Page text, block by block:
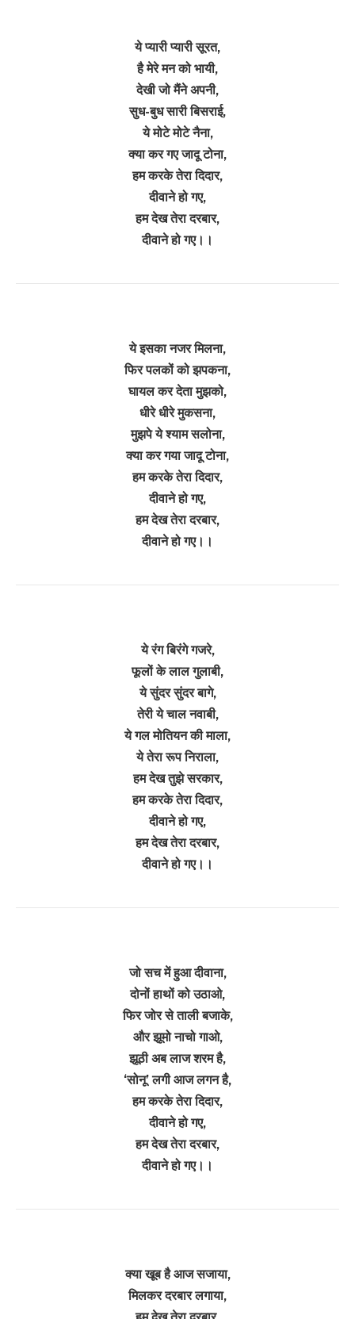
ये प्यारी प्यारी सूरत,
है मेरे मन को भायी,
देखी जो मैंने अपनी,
सुध-बुध सारी बिसराई,
ये मोटे मोटे नैना,
क्या कर गए जादू टोना,
हम करके तेरा दिदार,
दीवाने हो गए,
हम देख तेरा दरबार,
दीवाने हो गए।।
ये इसका नजर मिलना,
फिर पलकों को झपकना,
घायल कर देता मुझको,
धीरे धीरे मुकसना,
मुझपे ये श्याम सलोना,
क्या कर गया जादू टोना,
हम करके तेरा दिदार,
दीवाने हो गए,
हम देख तेरा दरबार,
दीवाने हो गए।।
ये रंग बिरंगे गजरे,
फूलों के लाल गुलाबी,
ये सुंदर सुंदर बागे,
तेरी ये चाल नवाबी,
ये गल मोतियन की माला,
ये तेरा रूप निराला,
हम देख तुझे सरकार,
हम करके तेरा दिदार,
दीवाने हो गए,
हम देख तेरा दरबार,
दीवाने हो गए।।
जो सच में हुआ दीवाना,
दोनों हाथों को उठाओ,
फिर जोर से ताली बजाके,
और झूमो नाचो गाओ,
झूठी अब लाज शरम है,
‘सोनू’ लगी आज लगन है,
हम करके तेरा दिदार,
दीवाने हो गए,
हम देख तेरा दरबार,
दीवाने हो गए।।
क्या खूब है आज सजाया,
मिलकर दरबार लगाया,